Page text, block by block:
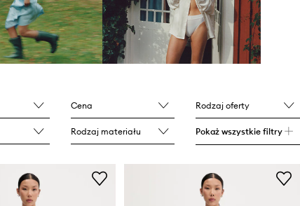
Cena Rodzaj oferty
Rodzaj materiału Pokaż wszystkie filtry